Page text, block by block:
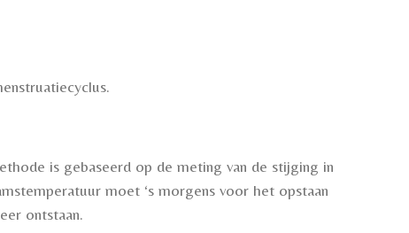
is gebaseerd op de meting van de stijging in
moet ‘s morgens voor het opstaan
ontstaan.